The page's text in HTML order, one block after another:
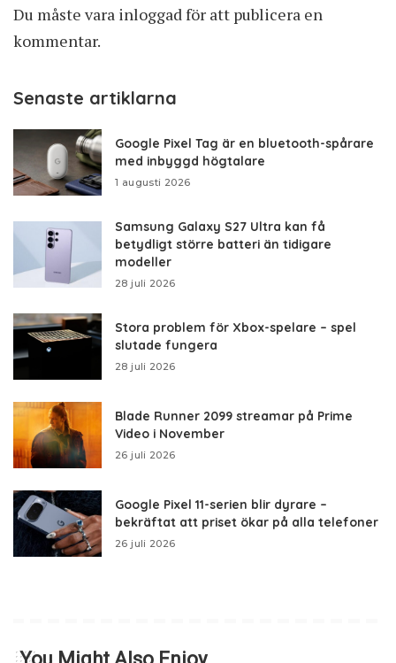
Du måste vara inloggadför att publicera en
kommentar.
Senaste artiklarna
Google Pixel Tag är en bluetooth-spårare
med inbyggd högtalare
1 augusti 2026
Samsung Galaxy S27 Ultra kan få
betydligt större batteri än tidigare
modeller
28 juli 2026
Stora problem för Xbox-spelare – spel
slutade fungera
28 juli 2026
Blade Runner 2099 streamar på Prime
Video i November
26 juli 2026
Google Pixel 11-serien blir dyrare –
bekräftat att priset ökar på alla telefoner
26 juli 2026